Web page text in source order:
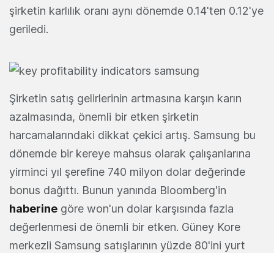
şirketin karlılık oranı aynı dönemde 0.14'ten 0.12'ye
geriledi.
Şirketin satış gelirlerinin artmasına karşın karın
azalmasında, önemli bir etken şirketin
harcamalarındaki dikkat çekici artış. Samsung bu
dönemde bir kereye mahsus olarak çalışanlarına
yirminci yıl şerefine 740 milyon dolar değerinde
bonus dağıttı. Bunun yanında Bloomberg'in
haberine göre won'un dolar karşısında fazla
değerlenmesi de önemli bir etken. Güney Kore
merkezli Samsung satışlarının yüzde 80'ini yurt